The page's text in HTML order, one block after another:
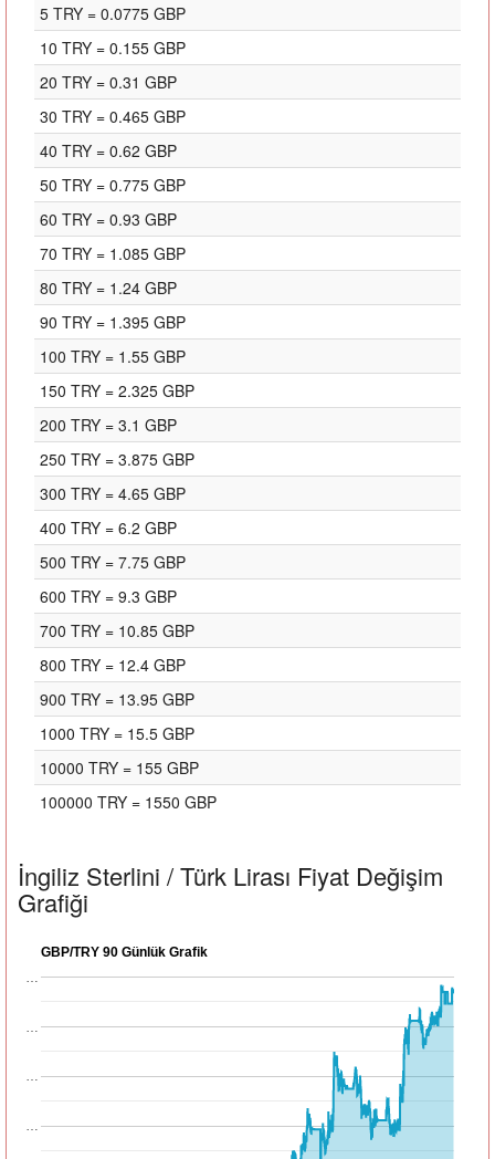
5 TRY = 0.0775 GBP
10 TRY = 0.155 GBP
20 TRY = 0.31 GBP
30 TRY = 0.465 GBP
40 TRY = 0.62 GBP
50 TRY = 0.775 GBP
60 TRY = 0.93 GBP
70 TRY = 1.085 GBP
80 TRY = 1.24 GBP
90 TRY = 1.395 GBP
100 TRY = 1.55 GBP
150 TRY = 2.325 GBP
200 TRY = 3.1 GBP
250 TRY = 3.875 GBP
300 TRY = 4.65 GBP
400 TRY = 6.2 GBP
500 TRY = 7.75 GBP
600 TRY = 9.3 GBP
700 TRY = 10.85 GBP
800 TRY = 12.4 GBP
900 TRY = 13.95 GBP
1000 TRY = 15.5 GBP
10000 TRY = 155 GBP
100000 TRY = 1550 GBP
İngiliz Sterlini / Türk Lirası Fiyat Değişim
Grafiği
GBP/TRY 90 Günlük Grafik
…
…